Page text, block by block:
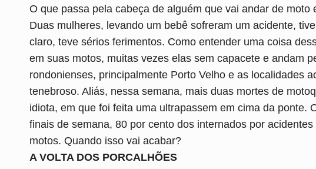
O que passa pela cabeça de alguém que vai andar de
Duas mulheres, levando um bebê sofreram um acidente,
claro, teve sérios ferimentos. Como entender uma coisa
em suas motos, muitas vezes elas sem capacete e andam
rondonienses, principalmente Porto Velho e as localidades
tenebroso. Aliás, nessa semana, mais duas mortes de
idiota, em que foi feita uma ultrapassem em cima da ponte.
finais de semana, 80 por cento dos internados por
motos. Quando isso vai acabar?
A VOLTA DOS PORCALHÕES